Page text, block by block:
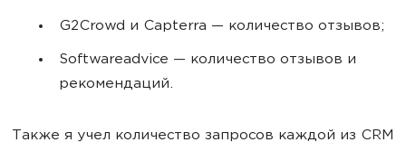
G2Crowd и Capterra — количество отзывов;
Softwareadvice — количество отзывов и
рекомендаций.
Также я учел количество запросов каждой из CRM